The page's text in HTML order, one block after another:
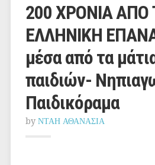
200 ΧΡΟΝΙΑ ΑΠΟ
ΕΛΛΗΝΙΚΗ
μέσα από τα
παιδιών-
Παιδικόραμα
by ΝΤΑΗ ΑΘΑΝΑΣΙΑ